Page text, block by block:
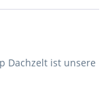
Dachzelt ist unsere